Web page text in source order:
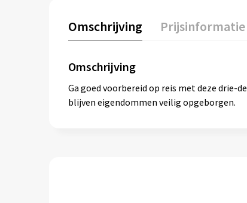
Omschrijving Prijsinformatie
Omschrijving
Ga goed voorbereid op reis met deze
blijven eigendommen veilig opgeborgen.